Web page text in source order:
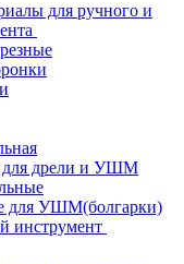
для ручного и
для дрели и УШМ
для УШМ(болгарки)
инструмент